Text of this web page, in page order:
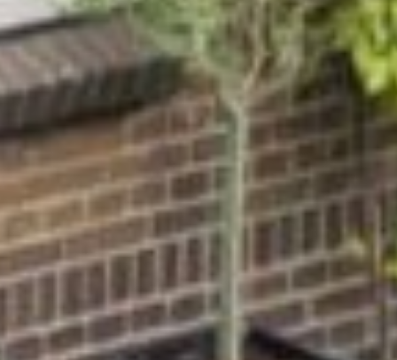
1e verdieping:
Overloop met separate toiletruimte voorzien
van wandcloset en wastafel. 1e
(ouder)slaapkamer aan de voorzijde met
airconditioning, 2e slaapkamer aan de
achterzijde met airconditioning en volledig
betegelde badkamer met ruime inloopdouche,
ligbad, vloerverwarming en wasbak.
2e verdieping:
Ruime overloop met technische ruimte en
opstelling c.v. combiketel (Remeha, 2015). 3e en
4e slaapkamer voorzien van airconditioning,
dakkappel en Velux dakraam. Aan de voorzijde
een wasruimte met aansluiting wasapparatuur